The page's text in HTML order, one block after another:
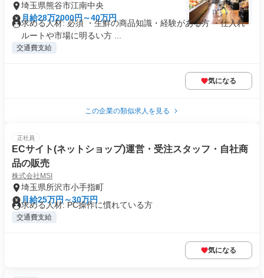
埼玉県熊谷市江南中央
月給28万2000円～40万円
求める人材: 必須 ・生鮮の商品知識・経験がある方 ・仕入れ
ルートや市場に明るい方 ...
交通費支給
気になる
この企業の類似求人を見る
正社員
ECサイト(ネットショップ)運営・受注スタッフ・自社商
品の販売
株式会社MSI
埼玉県所沢市小手指町
月給25万円～30万円
求める人材: PC操作に慣れている方
交通費支給
気になる